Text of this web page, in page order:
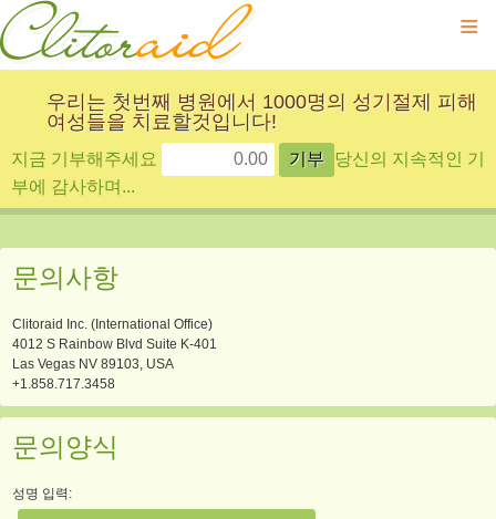
≡
우리는 첫번째 병원에서 1000명의 성기절제 피해
여성들을 치료할것입니다!
지금 기부해주세요
당신의 지속적인 기
부에 감사하며...
문의사항
Clitoraid Inc. (International Office)
4012 S Rainbow Blvd Suite K-401
Las Vegas NV 89103, USA
+1.858.717.3458
문의양식
성명 입력: